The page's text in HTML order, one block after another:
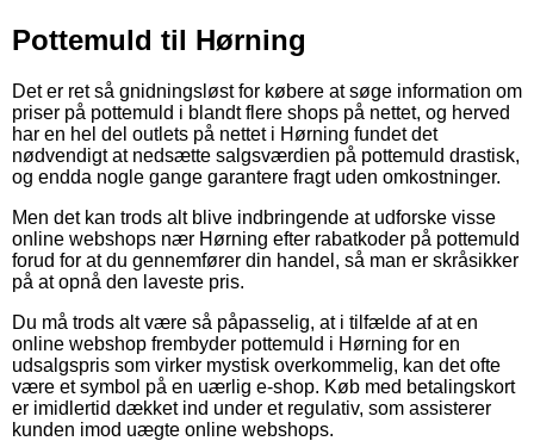
Pottemuld til Hørning
Det er ret så gnidningsløst for købere at søge information om
priser på pottemuld i blandt flere shops på nettet, og herved
har en hel del outlets på nettet i Hørning fundet det
nødvendigt at nedsætte salgsværdien på pottemuld drastisk,
og endda nogle gange garantere fragt uden omkostninger.
Men det kan trods alt blive indbringende at udforske visse
online webshops nær Hørning efter rabatkoder på pottemuld
forud for at du gennemfører din handel, så man er skråsikker
på at opnå den laveste pris.
Du må trods alt være så påpasselig, at i tilfælde af at en
online webshop frembyder pottemuld i Hørning for en
udsalgspris som virker mystisk overkommelig, kan det ofte
være et symbol på en uærlig e-shop. Køb med betalingskort
er imidlertid dækket ind under et regulativ, som assisterer
kunden imod uægte online webshops.